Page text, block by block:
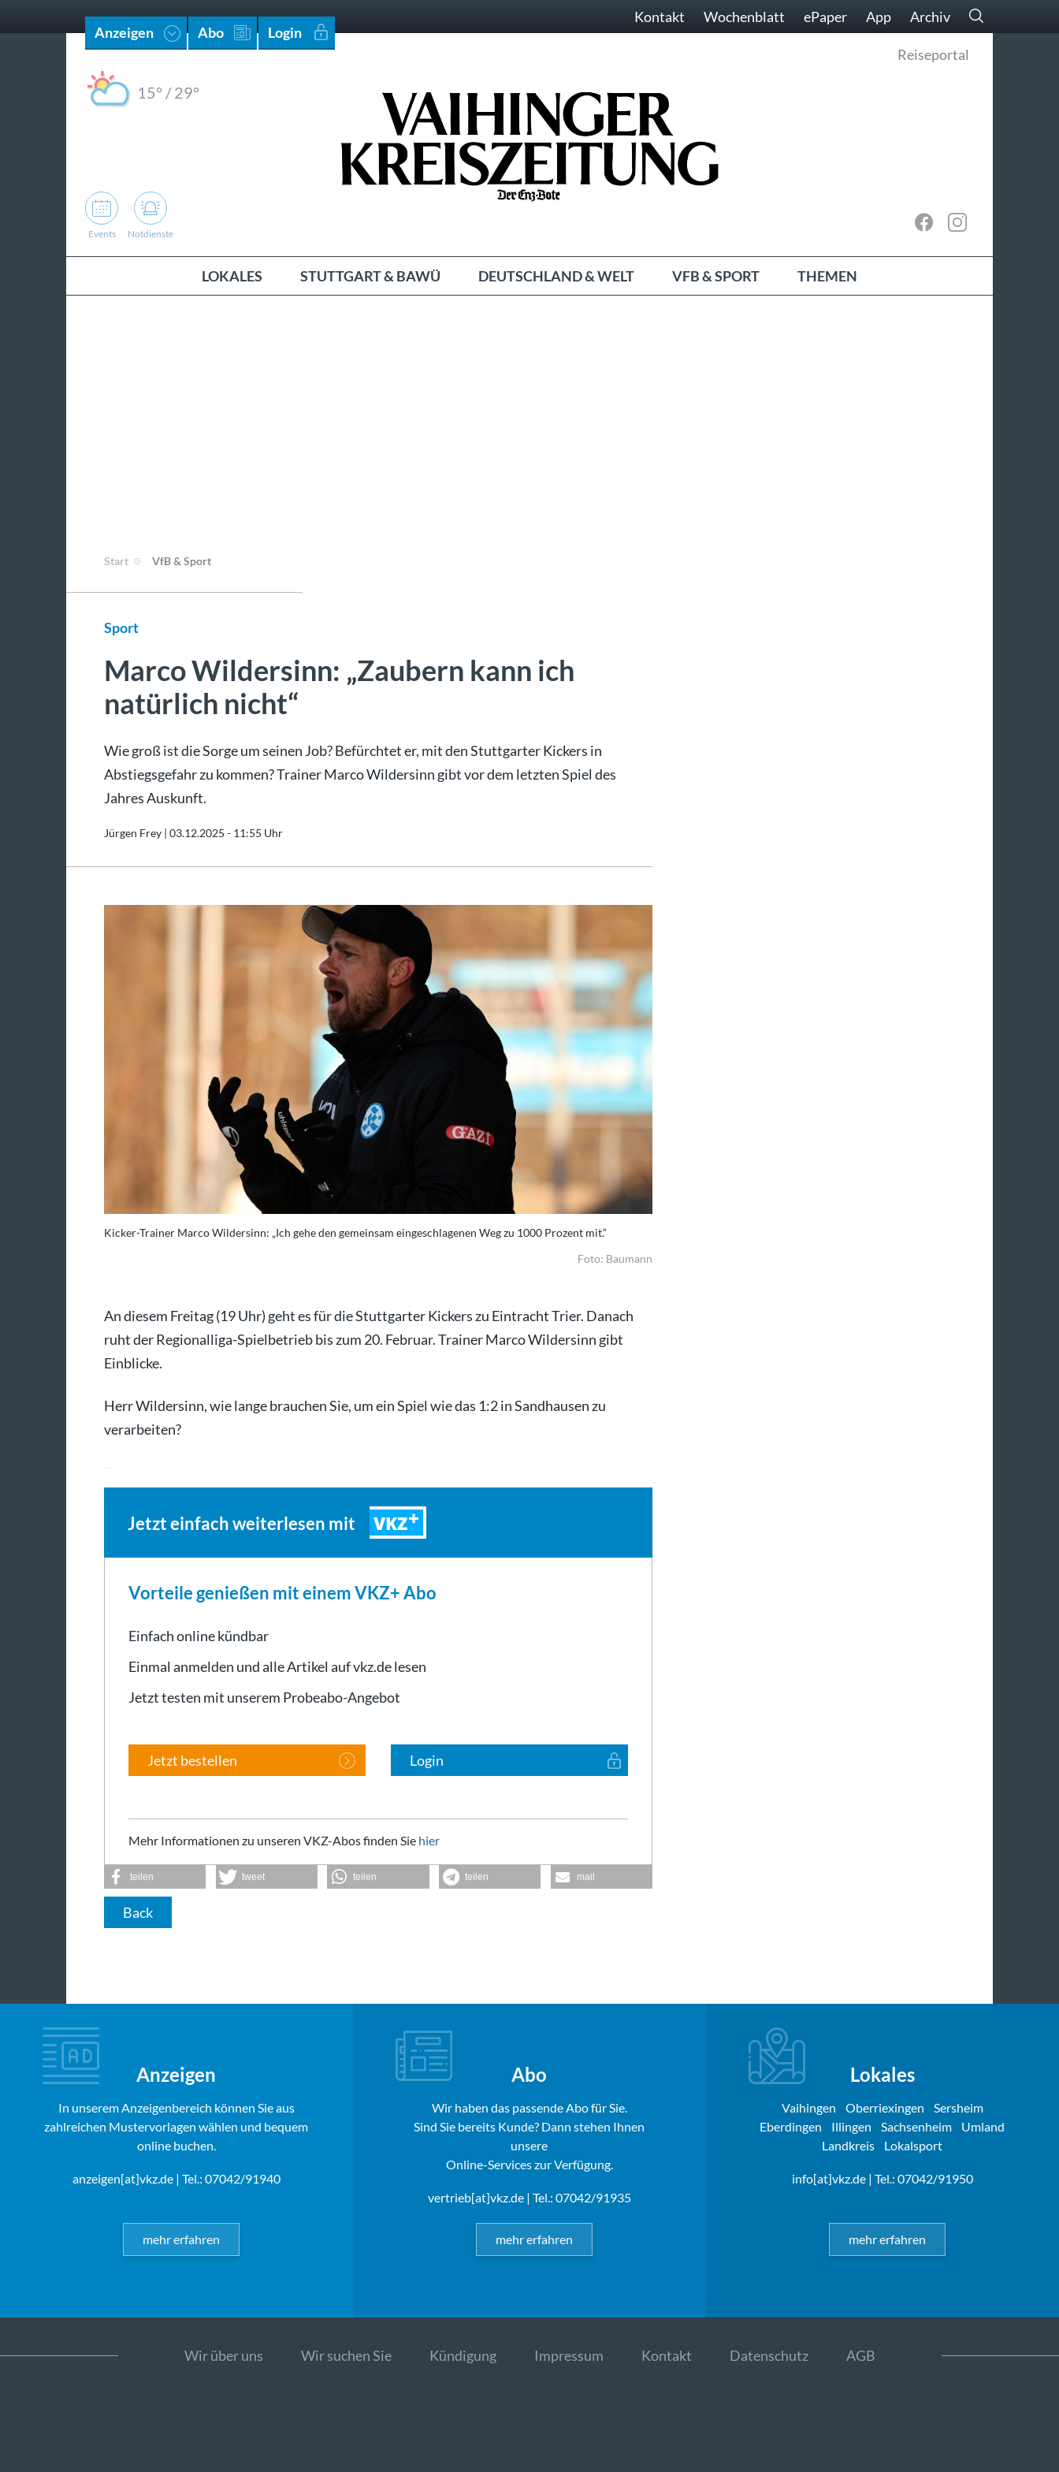
Anzeigen Abo Login
Kontakt Wochenblatt ePaper App Archiv
15° /29°
Reiseportal
Events Notdienste
LOKALES STUTTGART & BAWÜ DEUTSCHLAND & WELT VFB & SPORT THEMEN
Start VfB & Sport
Sport
Marco Wildersinn: „Zaubern kann ich
natürlich nicht“
Wie groß ist die Sorge um seinen Job? Befürchtet er, mit den Stuttgarter Kickers in
Abstiegsgefahr zu kommen? Trainer Marco Wildersinn gibt vor dem letzten Spiel des
Jahres Auskunft.
Jürgen Frey | 03.12.2025 - 11:55 Uhr
Kicker-Trainer Marco Wildersinn: „Ich gehe den gemeinsam eingeschlagenen Weg zu 1000 Prozent mit.“
Foto: Baumann
An diesem Freitag (19 Uhr) geht es für die Stuttgarter Kickers zu Eintracht Trier. Danach
ruht der Regionalliga-Spielbetrieb bis zum 20. Februar. Trainer Marco Wildersinn gibt
Einblicke.
Herr Wildersinn, wie lange brauchen Sie, um ein Spiel wie das 1:2 in Sandhausen zu
verarbeiten?
Jetzt einfach weiterlesen mit VKZ
Vorteile genießen mit einem VKZ+ Abo
Einfach online kündbar
Einmal anmelden und alle Artikel auf vkz.de lesen
Jetzt testen mit unserem Probeabo-Angebot
Jetzt bestellen Login
Mehr Informationen zu unseren VKZ-Abos finden Sie hier
teilen tweet teilen teilen mail
Back
Anzeigen
In unserem Anzeigenbereich können Sie aus
zahlreichen Mustervorlagen wählen und bequem
online buchen.
anzeigen[at]vkz.de| Tel.: 07042/91940
mehr erfahren
Abo
Wir haben das passende Abo für Sie.
Sind Sie bereits Kunde? Dann stehen Ihnen
unsere
Online-Services zur Verfügung.
vertrieb[at]vkz.de| Tel.: 07042/91935
mehr erfahren
Lokales
Vaihingen Oberriexingen
Sersheim
Eberdingen
Illingen Sachsenheim
Umland
Landkreis
Lokalsport
info[at]vkz.de| Tel.: 07042/91950
mehr erfahren
Wir über uns Wir suchen Sie Kündigung Impressum Kontakt Datenschutz AGB